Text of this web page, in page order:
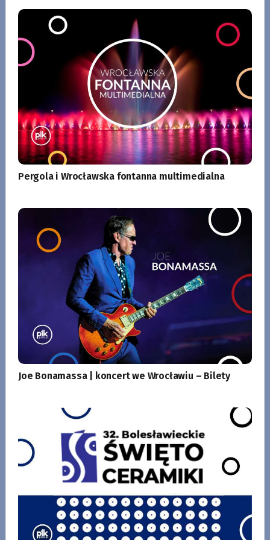
Pergola i Wrocławska fontanna multimedialna
Joe Bonamassa | koncert we Wrocławiu – Bilety